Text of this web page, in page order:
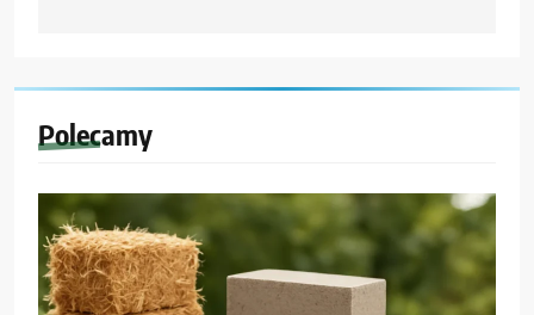
Polecamy